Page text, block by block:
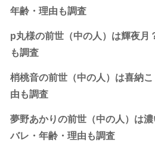
年齢・理由も調査
p丸様の前世（中の人）は輝夜月
も調査
梢桃音の前世（中の人）は喜納
由も調査
夢野あかりの前世（中の人）は
バレ・年齢・理由も調査